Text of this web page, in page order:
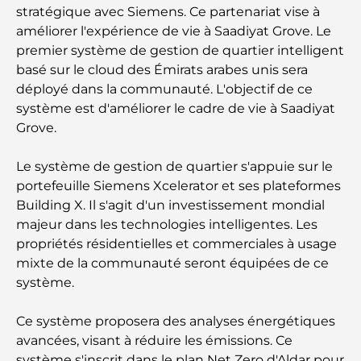
complet pour les familles
Les meilleurs hôtels de Business Bay, à Dubaï :
votre guide ultime
Les meilleurs cafés avec vue à Dubaï : un parfait
mélange de saveurs et de paysages
Restaurants avec vue sur le Burj Al Arab :
Expériences gastronomiques exceptionnelles à
Dubaï
Clubs de plage de Palm Jumeirah : Guide complet
2026
Restaurants italiens du centre-ville de Dubaï : un
Les 7 meilleures salles de sport de Dubai Hills : le
stratégique avec Siemens. Ce partenariat vise à
améliorer l'expérience de vie à Saadiyat Grove. Le
premier système de gestion de quartier intelligent
basé sur le cloud des Émirats arabes unis sera
déployé dans la communauté. L'objectif de ce
système est d'améliorer le cadre de vie à Saadiyat
Grove.
Le système de gestion de quartier s'appuie sur le
portefeuille Siemens Xcelerator et ses plateformes
Building X. Il s'agit d'un investissement mondial
majeur dans les technologies intelligentes. Les
propriétés résidentielles et commerciales à usage
mixte de la communauté seront équipées de ce
système.
Ce système proposera des analyses énergétiques
avancées, visant à réduire les émissions. Ce